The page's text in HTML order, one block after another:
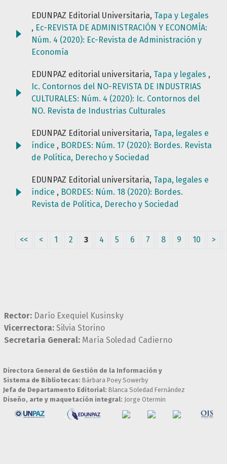
EDUNPAZ Editorial Universitaria, Tapa y Legales
, Ec-REVISTA DE ADMINISTRACIÓN Y ECONOMÍA:
Núm. 4 (2020): Ec-Revista de Administración y
Economía
EDUNPAZ editorial universitaria, Tapa y legales ,
Ic. Contornos del NO-REVISTA DE INDUSTRIAS
CULTURALES: Núm. 4 (2020): Ic. Contornos del
NO. Revista de Industrias Culturales
EDUNPAZ Editorial universitaria, Tapa, legales e
índice , BORDES: Núm. 17 (2020): Bordes. Revista
de Política, Derecho y Sociedad
EDUNPAZ Editorial universitaria, Tapa, legales e
índice , BORDES: Núm. 18 (2020): Bordes.
Revista de Política, Derecho y Sociedad
<< < 1 2 3 4 5 6 7 8 9 10 >
Rector: Darío Exequiel Kusinsky
Vicerrectora: Silvia Storino
Secretaria General: María Soledad Cadierno
Directora General de Gestión de la Información y
Sistema de Bibliotecas: Bárbara Poey Sowerby
Jefa de Departamento Editorial: Blanca Soledad Fernández
Diseño, arte y maquetación integral: Jorge Otermin